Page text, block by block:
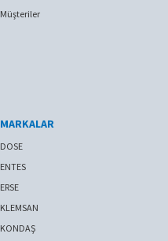
Müşteriler
MARKALAR
DOSE
ENTES
ERSE
KLEMSAN
KONDAŞ